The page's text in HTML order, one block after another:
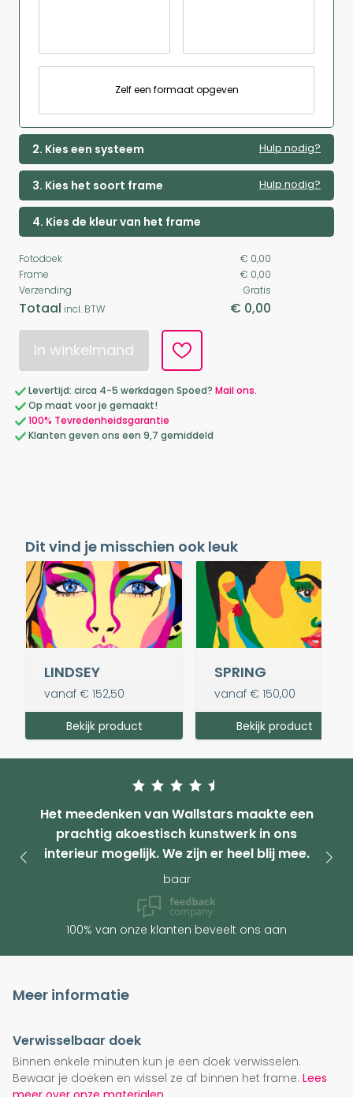
Zelf een formaat opgeven
2. Kies een systeem Hulp nodig?
3. Kies het soort frame Hulp nodig?
4. Kies de kleur van het frame
Fotodoek
€ 0,00
Frame
€ 0,00
Verzending
Gratis
Totaal incl. BTW € 0,00
In winkelmand
Levertijd: circa 4-5 werkdagen Spoed? Mail ons.
Op maat voor je gemaakt!
100% Tevredenheidsgarantie
Klanten geven ons een 9,7 gemiddeld
Dit vind je misschien ook leuk
LINDSEY
vanaf € 152,50
Bekijk product
SPRING
vanaf € 150,00
Bekijk product
Het meedenken van Wallstars maakte een
prachtig akoestisch kunstwerk in ons
interieur mogelijk. We zijn er heel blij mee.
baar
100% van onze klanten beveelt ons aan
Meer informatie
Verwisselbaar doek
Binnen enkele minuten kun je een doek verwisselen.
Bewaar je doeken en wissel ze af binnen het frame. Lees